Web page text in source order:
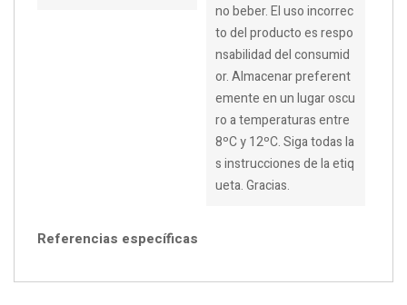
no beber. El uso incorrec
to del producto es respo
nsabilidad del consumid
or. Almacenar preferent
emente en un lugar oscu
ro a temperaturas entre
8ºC y 12ºC. Siga todas la
s instrucciones de la etiq
ueta. Gracias.
Referencias específicas